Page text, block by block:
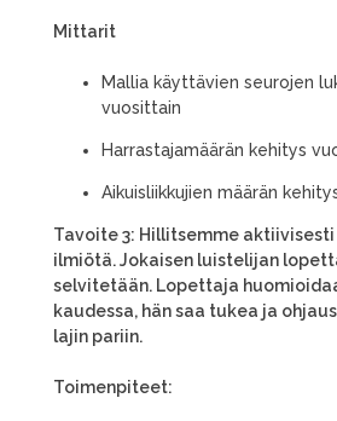
Mittarit
Mallia käyttävien seurojen
vuosittain
Harrastajamäärän kehitys
Aikuisliikkujien määrän
Tavoite 3: Hillitsemme
ilmiötä. Jokaisen luistelijan
selvitetään. Lopettaja
kaudessa, hän saa tukea ja
lajin pariin.
Toimenpiteet: